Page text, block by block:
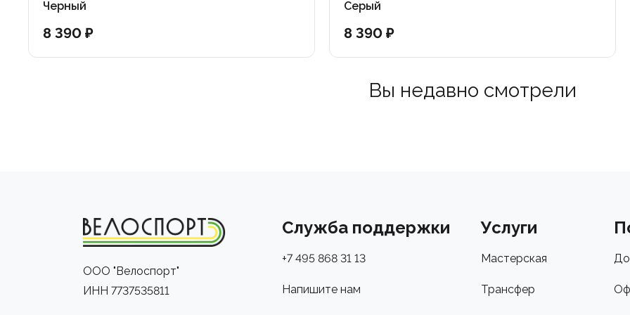
Черный
8 390 ₽
Серый
8 390 ₽
Вы недавно смотрели
ООО "Велоспорт"
ИНН 7737535811
Служба поддержки
+7 495 868 31 13
Напишите нам
Услуги
Мастерская
Трансфер